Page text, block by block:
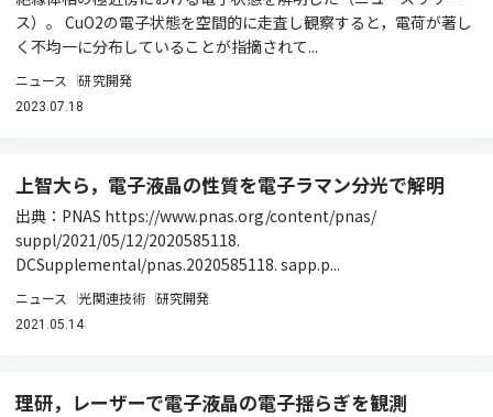
ス）。 CuO2の電子状態を空間的に走査し観察すると，電荷が著し
く不均一に分布していることが指摘されて...
ニュース 研究開発
2023.07.18
上智大ら，電子液晶の性質を電子ラマン分光で解明
出典：PNAS https://www.pnas.org/content/pnas/
suppl/2021/05/12/2020585118.
DCSupplemental/pnas.2020585118. sapp.p...
ニュース 光関連技術 研究開発
2021.05.14
理研，レーザーで電子液晶の電子揺らぎを観測